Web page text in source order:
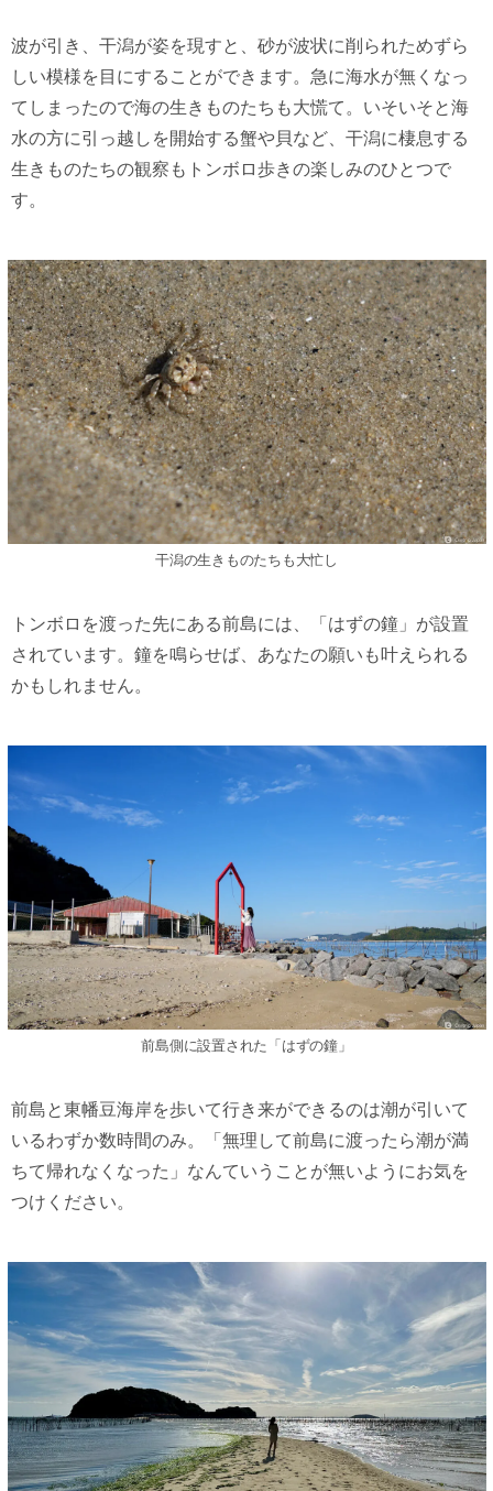
波が引き、干潟が姿を現すと、砂が波状に削られためずら
しい模様を目にすることができます。急に海水が無くなっ
てしまったので海の生きものたちも大慌て。いそいそと海
水の方に引っ越しを開始する蟹や貝など、干潟に棲息する
生きものたちの観察もトンボロ歩きの楽しみのひとつで
す。
干潟の生きものたちも大忙し
トンボロを渡った先にある前島には、「はずの鐘」が設置
されています。鐘を鳴らせば、あなたの願いも叶えられる
かもしれません。
前島側に設置された「はずの鐘」
前島と東幡豆海岸を歩いて行き来ができるのは潮が引いて
いるわずか数時間のみ。「無理して前島に渡ったら潮が満
ちて帰れなくなった」なんていうことが無いようにお気を
つけください。